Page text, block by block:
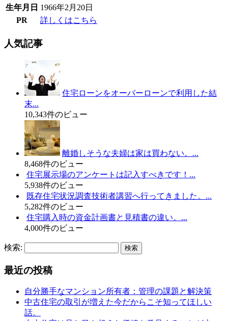
生年月日 1966年2月20日
PR
詳しくはこちら
人気記事
住宅ローンをオーバーローンで利用した結
末...
10,343件のビュー
離婚しそうな夫婦は家は買わない。...
8,468件のビュー
住宅展示場のアンケートは記入すべきです！...
5,938件のビュー
既存住宅状況調査技術者講習へ行ってきました。...
5,282件のビュー
住宅購入時の資金計画書と見積書の違い。...
4,000件のビュー
検索:
最近の投稿
自分勝手なマンション所有者：管理の課題と解決策
中古住宅の取引が増えた今だからこそ知ってほしい
話。